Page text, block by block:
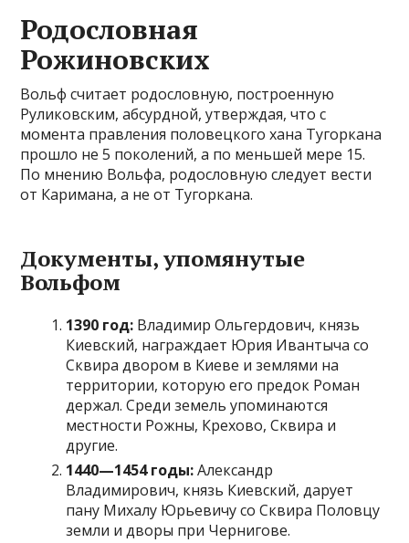
Родословная
Рожиновских
Вольф считает родословную, построенную
Руликовским, абсурдной, утверждая, что с
момента правления половецкого хана Тугоркана
прошло не 5 поколений, а по меньшей мере 15.
По мнению Вольфа, родословную следует вести
от Каримана, а не от Тугоркана.
Документы, упомянутые
Вольфом
1390 год: Владимир Ольгердович, князь
Киевский, награждает Юрия Ивантыча со
Сквира двором в Киеве и землями на
территории, которую его предок Роман
держал. Среди земель упоминаются
местности Рожны, Крехово, Сквира и
другие.
1440—1454 годы:Александр
Владимирович, князь Киевский, дарует
пану Михалу Юрьевичу со Сквира Половцу
земли и дворы при Чернигове.